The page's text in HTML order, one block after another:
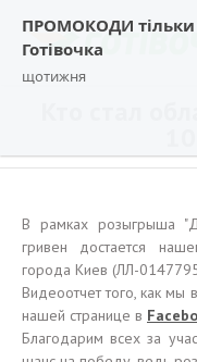
ПРОМОКОДИ тільки
Готівочка
щотижня
Кто стал
В рамках розыгрыша
гривен достается
города Киев (ЛЛ-
Видеоотчет того, как
нашей странице в
Благодарим всех за